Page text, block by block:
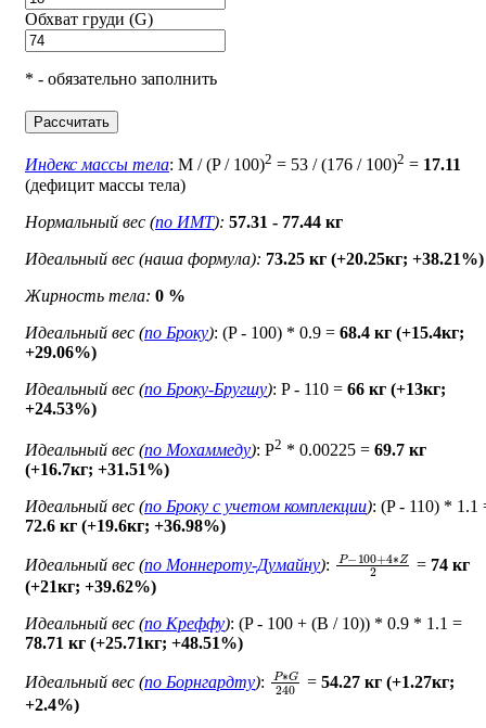
Обхват груди (G)
* - обязательно заполнить
Рассчитать
Индекс массы тела: M / (P / 100)2 = 53 / (176 / 100)2 = 17.11
(дефицит массы тела)
Нормальный вес (по ИМТ): 57.31 - 77.44 кг
Идеальный вес (наша формула): 73.25 кг (+20.25кг; +38.21%)
Жирность тела: 0 %
Идеальный вес (по Броку): (P - 100) * 0.9 = 68.4 кг (+15.4кг;
+29.06%)
Идеальный вес (по Броку-Бругшу): P - 110 = 66 кг (+13кг;
+24.53%)
Идеальный вес (по Мохаммеду): P2 * 0.00225 = 69.7 кг
(+16.7кг; +31.51%)
Идеальный вес (по Броку c учетом комплекции): (P - 110) * 1.1
72.6 кг (+19.6кг; +36.98%)
Идеальный вес (по Моннероту-Думайну): P− 100 +4∗ 2
= 74 кг
(+21кг; +39.62%)
Идеальный вес (по Креффу): (P - 100 + (B / 10)) * 0.9 * 1.1 =
78.71 кг (+25.71кг; +48.51%)
Идеальный вес (по Борнгардту): P∗G 240
=54.27 кг (+1.27кг;
+2.4%)